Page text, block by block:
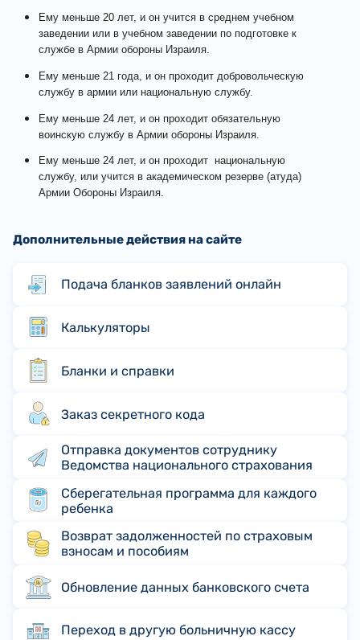
Ему меньше 20 лет, и он учится в среднем учебном
заведении или в учебном заведении по подготовке к
службе в Армии обороны Израиля.
Ему меньше 21 года, и он проходит добровольческую
службу в армии или национальную службу.
Ему меньше 24 лет, и он проходит обязательную
воинскую службу в Армии обороны Израиля.
Ему меньше 24 лет, и он проходит национальную
службу, или учится в академическом резерве (атуда)
Армии Обороны Израиля.
Дополнительные действия на сайте
Подача бланков заявлений онлайн
Калькуляторы
Бланки и справки
Заказ секретного кода
Отправка документов сотруднику
Ведомства национального страхования
Сберегательная программа для каждого
ребенка
Возврат задолженностей по страховым
взносам и пособиям
Обновление данных банковского счета
Переход в другую больничную кассу